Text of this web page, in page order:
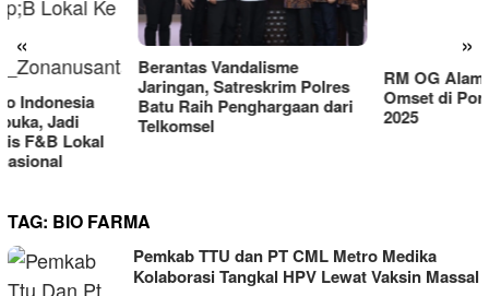
« »
Berantas Vandalisme
Jaringan, Satreskrim Polres
Batu Raih Penghargaan dari
Telkomsel
RM OG Alami Kenaikan
Omset di Porprov IX Jatim
2025
TAG: BIO FARMA
Pemkab TTU dan PT CML Metro Medika
Kolaborasi Tangkal HPV Lewat Vaksin Massal